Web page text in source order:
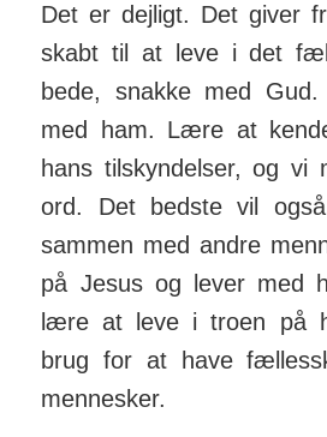
Det er dejligt. Det giver
skabt til at leve i det
bede, snakke med
med ham. Lære at
hans til­skyn­delser, og vi
ord. Det bedste vil
sammen med andre
på Jesus og lever med
lære at leve i troen på
brug for at have
men­nesker.